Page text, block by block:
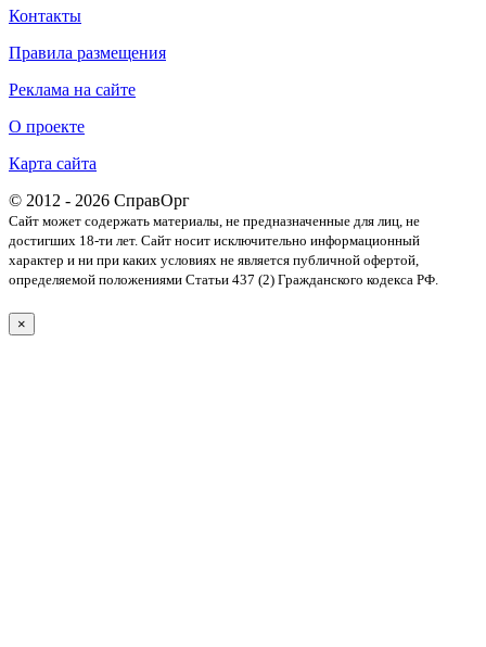
Контакты
Правила размещения
Реклама на сайте
О проекте
Карта сайта
© 2012 - 2026 СправОрг
Сайт может содержать материалы, не предназначенные для лиц, не
достигших 18-ти лет. Cайт носит исключительно информационный
характер и ни при каких условиях не является публичной офертой,
определяемой положениями Статьи 437 (2) Гражданского кодекса РФ.
×